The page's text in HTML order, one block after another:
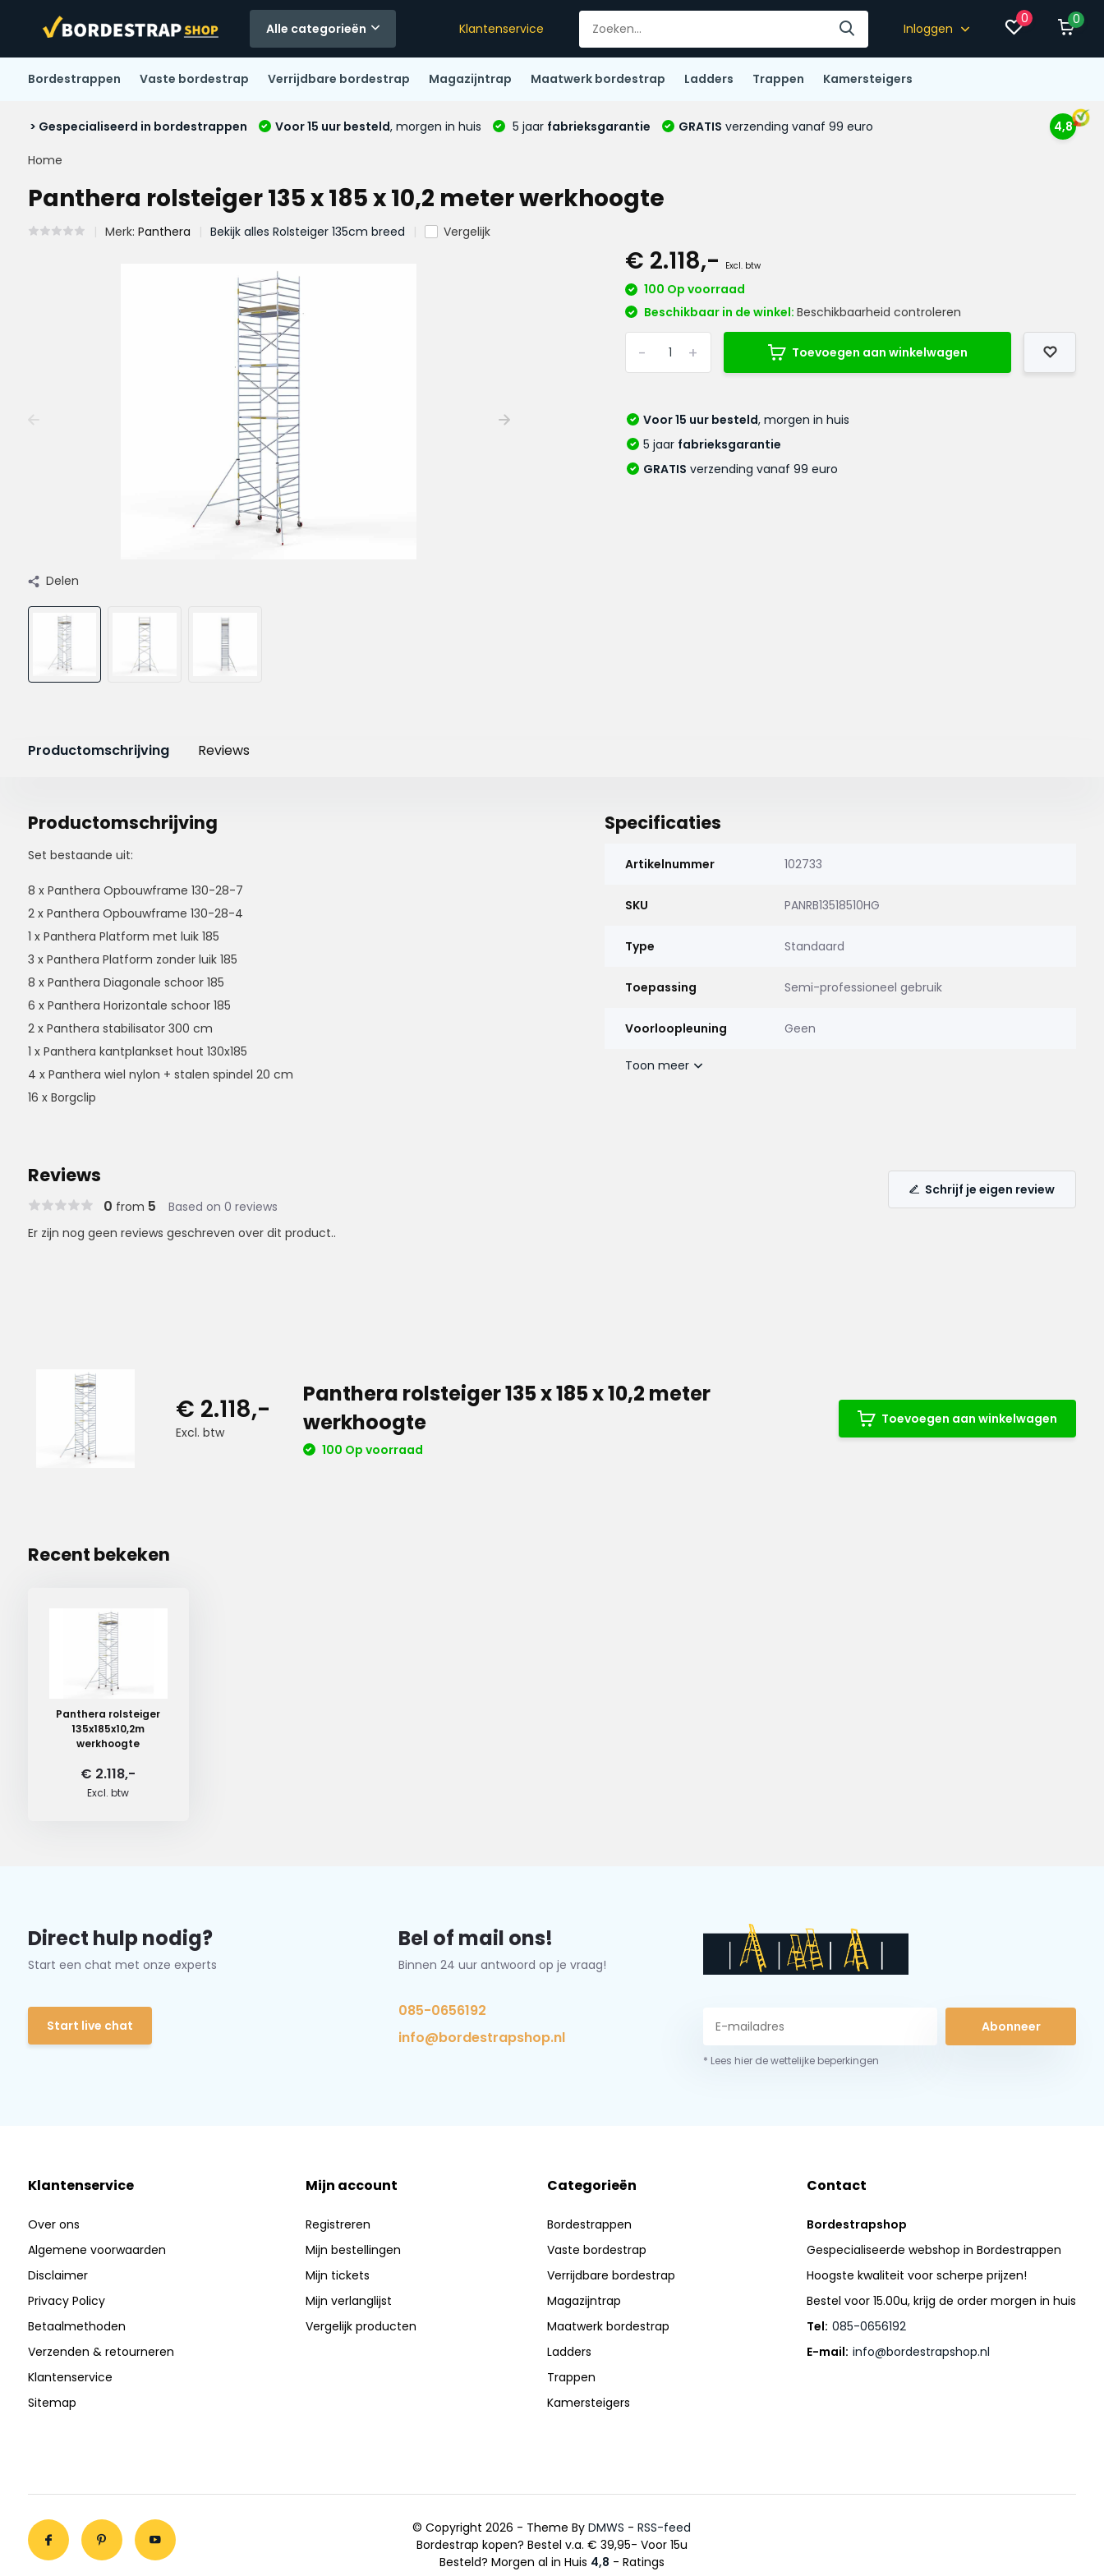
Alle categorieën Klantenservice Inloggen
0 0
Bordestrappen Vaste bordestrap Verrijdbare bordestrap Magazijntrap Maatwerk bordestrap Ladders Trappen Kamersteigers
> Gespecialiseerd in bordestrappen Voor 15 uur besteld, morgen in huis 5 jaar fabrieksgarantie GRATIS verzending vanaf 99 euro 4,8
Home
Panthera rolsteiger 135 x 185 x 10,2 meter werkhoogte
Merk: Panthera Bekijk alles Rolsteiger 135cm breed Vergelijk
Delen
€ 2.118,- Excl. btw
100 Op voorraad
Beschikbaar in de winkel:Beschikbaarheid controleren
+
- Toevoegen aan winkelwagen
Voor 15 uur besteld, morgen in huis
5 jaar fabrieksgarantie
GRATIS verzending vanaf 99 euro
Productomschrijving Reviews
Productomschrijving
Set bestaande uit:
8 x Panthera Opbouwframe 130-28-7
2 x Panthera Opbouwframe 130-28-4
1 x Panthera Platform met luik 185
3 x Panthera Platform zonder luik 185
8 x Panthera Diagonale schoor 185
6 x Panthera Horizontale schoor 185
2 x Panthera stabilisator 300 cm
1 x Panthera kantplankset hout 130x185
4 x Panthera wiel nylon + stalen spindel 20 cm
16 x Borgclip
Specificaties
Artikelnummer 102733
SKU PANRB13518510HG
Type Standaard
Toepassing Semi-professioneel gebruik
Voorloopleuning Geen
Toon meer
Reviews
0 from 5 Based on 0 reviews
Schrijf je eigen review
Er zijn nog geen reviews geschreven over dit product..
€ 2.118,-
Excl. btw
Panthera rolsteiger 135 x 185 x 10,2 meter
werkhoogte
100 Op voorraad
Toevoegen aan winkelwagen
Recent bekeken
Panthera rolsteiger
135x185x10,2m
werkhoogte
€ 2.118,-
Excl. btw
Direct hulp nodig?
Start een chat met onze experts
Start live chat
Bel of mail ons!
Binnen 24 uur antwoord op je vraag!
085-0656192
info@bordestrapshop.nl
Abonneer
* Lees hier de wettelijke beperkingen
Klantenservice
Over ons
Algemene voorwaarden
Disclaimer
Privacy Policy
Betaalmethoden
Verzenden & retourneren
Klantenservice
Sitemap
Mijn account
Registreren
Mijn bestellingen
Mijn tickets
Mijn verlanglijst
Vergelijk producten
Categorieën
Bordestrappen
Vaste bordestrap
Verrijdbare bordestrap
Magazijntrap
Maatwerk bordestrap
Ladders
Trappen
Kamersteigers
Contact
Bordestrapshop
Gespecialiseerde webshop in Bordestrappen
Hoogste kwaliteit voor scherpe prijzen!
Bestel voor 15.00u, krijg de order morgen in huis
Tel: 085-0656192
E-mail: info@bordestrapshop.nl
© Copyright 2026 - Theme ByDMWS -RSS-feed
Bordestrap kopen? Bestel v.a. € 39,95- Voor 15u
Besteld? Morgen al in Huis 4,8 - Ratings